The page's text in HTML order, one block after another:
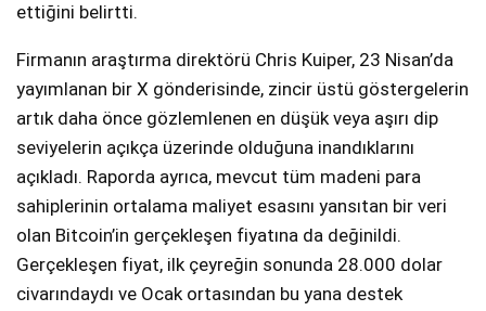
ettiğini belirtti.
Firmanın araştırma direktörü Chris Kuiper, 23 Nisan’da
yayımlanan bir X gönderisinde, zincir üstü göstergelerin
artık daha önce gözlemlenen en düşük veya aşırı dip
seviyelerin açıkça üzerinde olduğuna inandıklarını
açıkladı. Raporda ayrıca, mevcut tüm madeni para
sahiplerinin ortalama maliyet esasını yansıtan bir veri
olan Bitcoin’in gerçekleşen fiyatına da değinildi.
Gerçekleşen fiyat, ilk çeyreğin sonunda 28.000 dolar
civarındaydı ve Ocak ortasından bu yana destek